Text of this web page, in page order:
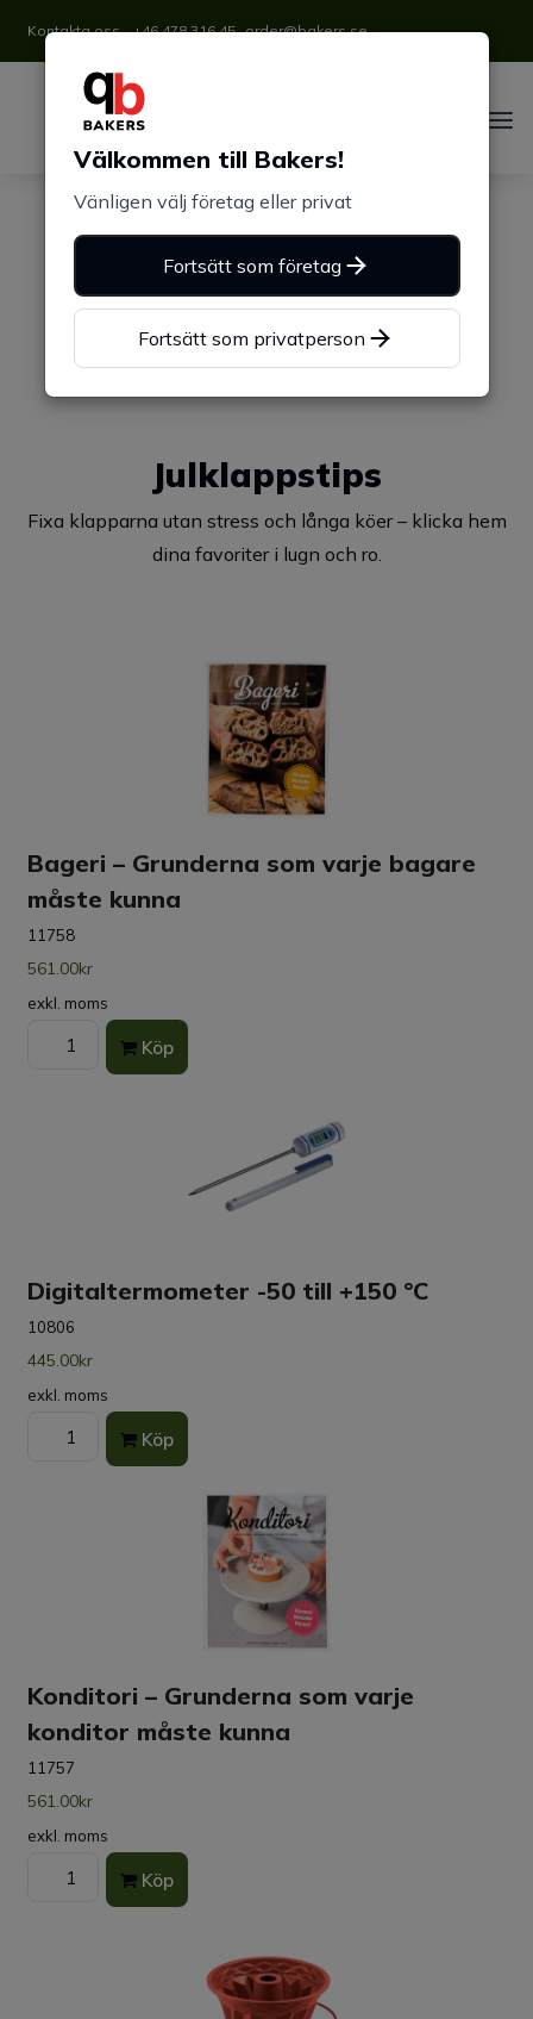
Kontakta oss +46 478 316 45 order@bakers.se
Julklappstips
Fixa klapparna utan stress och långa köer – klicka hem
dina favoriter i lugn och ro.
levererade innan jul
Bageri – Grunderna som varje bagare
måste kunna
11758
561.00kr
exkl. moms
Köp
Digitaltermometer -50 till +150 °C
10806
445.00kr
exkl. moms
Köp
Konditori – Grunderna som varje
konditor måste kunna
11757
561.00kr
exkl. moms
Köp
Välkommen till Bakers!
Vänligen välj företag eller privat
Fortsätt som företag
Fortsätt som privatperson